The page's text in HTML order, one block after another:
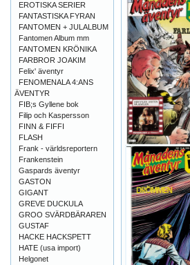
EROTISKA SERIER
FANTASTISKA FYRAN
FANTOMEN + JULALBUM
Fantomen Album mm
FANTOMEN KRÖNIKA
FARBROR JOAKIM
Felix' äventyr
FENOMENALA 4:ANS
ÄVENTYR
FIB;s Gyllene bok
Filip och Kaspersson
FINN & FIFFI
FLASH
Frank - världsreportern
Frankenstein
Gaspards äventyr
GASTON
GIGANT
GREVE DUCKULA
GROO SVÄRDBÄRAREN
GUSTAF
HACKE HACKSPETT
HATE (usa import)
Helgonet